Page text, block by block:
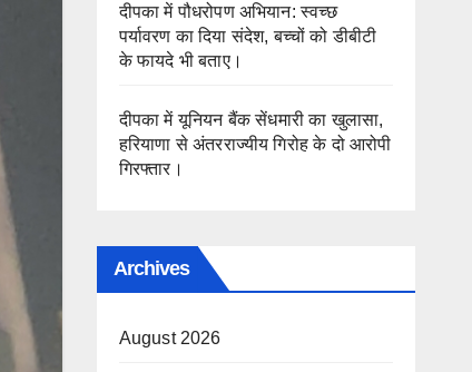
दीपका में पौधरोपण अभियान: स्वच्छ
पर्यावरण का दिया संदेश, बच्चों को डीबीटी
के फायदे भी बताए।
दीपका में यूनियन बैंक सेंधमारी का खुलासा,
हरियाणा से अंतरराज्यीय गिरोह के दो आरोपी
गिरफ्तार।
Archives
August 2026